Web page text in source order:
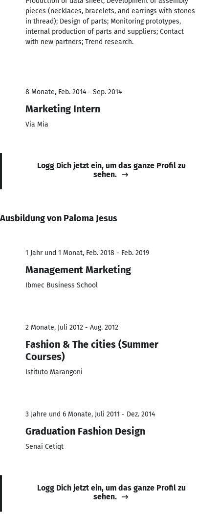
pieces (necklaces, bracelets, and earrings with stones
in thread); Design of parts; Monitoring prototypes,
internal production of parts and suppliers; Contact
with new partners; Trend research.
8 Monate, Feb. 2014 - Sep. 2014
Marketing Intern
Via Mia
Logg Dich jetzt ein, um das ganze Profil zu
sehen.
Ausbildung von Paloma Jesus
1 Jahr und 1 Monat, Feb. 2018 - Feb. 2019
Management Marketing
Ibmec Business School
2 Monate, Juli 2012 - Aug. 2012
Fashion & The cities (Summer
Courses)
Istituto Marangoni
3 Jahre und 6 Monate, Juli 2011 - Dez. 2014
Graduation Fashion Design
Senai Cetiqt
Logg Dich jetzt ein, um das ganze Profil zu
sehen.